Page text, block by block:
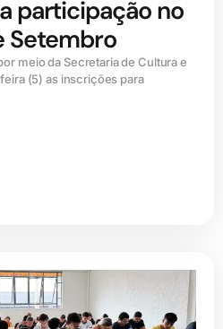
participação no
Setembro
meio da Secretaria de Cultura e
(5) as inscrições para